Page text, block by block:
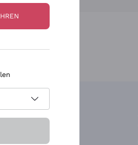
Brauchen Sie Hilfe?